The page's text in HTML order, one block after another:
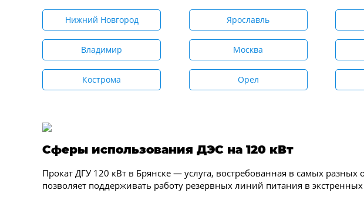
Нижний Новгород Ярославль
Владимир Москва
Кострома Орел
Сферы использования ДЭС на 120 кВт
Прокат ДГУ 120 кВт в Брянске — услуга, востребованная в самых
позволяет поддерживать работу резервных линий питания в экстренных